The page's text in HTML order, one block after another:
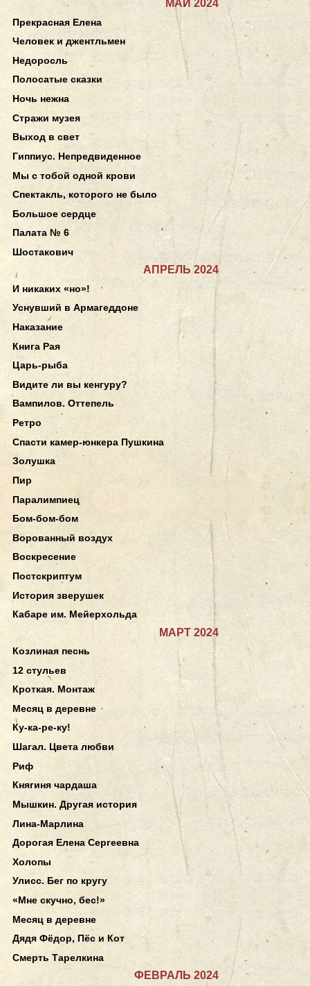
МАЙ 2024
Прекрасная Елена
Человек и джентльмен
Недоросль
Полосатые сказки
Ночь нежна
Стражи музея
Выход в свет
Гиппиус. Непредвиденное
Мы с тобой одной крови
Спектакль, которого не было
Большое сердце
Палата № 6
Шостакович
АПРЕЛЬ 2024
И никаких «но»!
Уснувший в Армагеддоне
Наказание
Книга Рая
Царь-рыба
Видите ли вы кенгуру?
Вампилов. Оттепель
Ретро
Спасти камер-юнкера Пушкина
Золушка
Пир
Паралимпиец
Бом-бом-бом
Ворованный воздух
Воскресение
Постскриптум
История зверушек
Кабаре им. Мейерхольда
МАРТ 2024
Козлиная песнь
12 стульев
Кроткая. Монтаж
Месяц в деревне
Ку-ка-ре-ку!
Шагал. Цвета любви
Риф
Княгиня чардаша
Мышкин. Другая история
Лина-Марлина
Дорогая Елена Сергеевна
Холопы
Улисс. Бег по кругу
«Мне скучно, бес!»
Месяц в деревне
Дядя Фёдор, Пёс и Кот
Смерть Тарелкина
ФЕВРАЛЬ 2024